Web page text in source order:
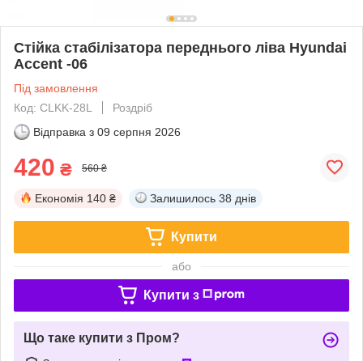
Стійка стабілізатора переднього ліва Hyundai
Accent -06
Під замовлення
Код: CLKK-28L
Роздріб
Відправка з 09 серпня 2026
420 ₴ 560 ₴
Економія 140 ₴ Залишилось 38 днів
Купити
або
Купити з
Що таке купити з Пром?